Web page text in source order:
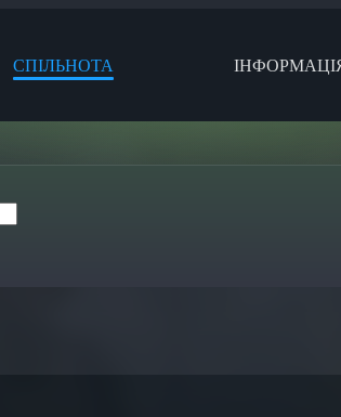
СПІЛЬНОТА